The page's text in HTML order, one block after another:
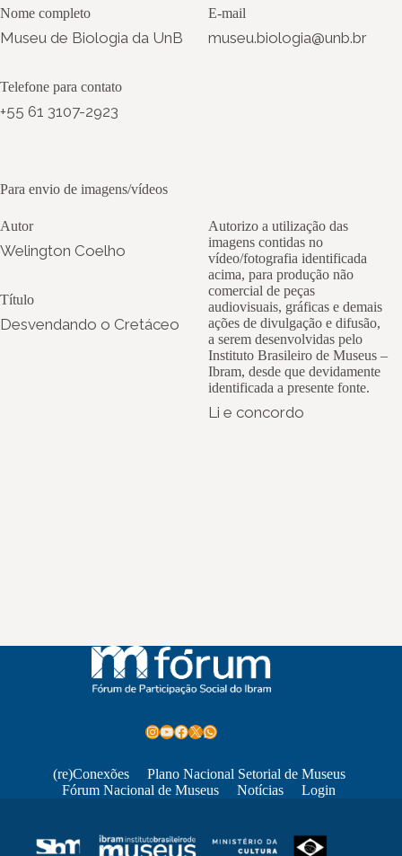
Nome completo
Museu de Biologia da UnB
Telefone para contato
+55 61 3107-2923
E-mail
museu.biologia@unb.br
Para envio de imagens/vídeos
Autor
Welington Coelho
Título
Desvendando o Cretáceo
Autorizo a utilização das
imagens contidas no
vídeo/fotografia identificada
acima, para produção não
comercial de peças
audiovisuais, gráficas e demais
ações de divulgação e difusão,
a serem desenvolvidas pelo
Instituto Brasileiro de Museus –
Ibram, desde que devidamente
identificada a presente fonte.
Li e concordo
Instagram
Youtube
Facebook
X WhatsApp
(re)Conexões
Plano Nacional Setorial de Museus
Fórum Nacional de Museus
Notícias Login